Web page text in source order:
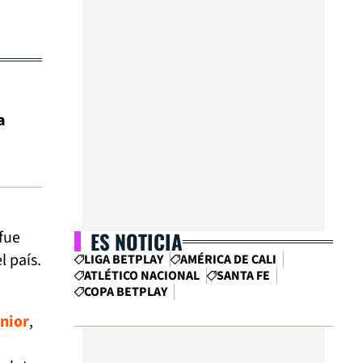
país.
,
ES NOTICIA
LIGA BETPLAY
AMÉRICA DE CALI
ATLÉTICO NACIONAL
SANTA FE
COPA BETPLAY